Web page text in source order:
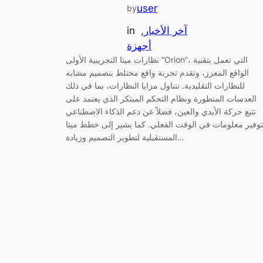
byuser
in
آخر الأخبار ,
أجهزة
نظارات ميتا التجريبية الأولى “Orion”، التي تعمل بتقنية
الواقع المعزز، وتقدم تجربة واقع مختلط بتصميم مشابه
للنظارات التقليدية. تتناول مزايا النظارات، بما في ذلك
العدسات المتطورة ونظام التحكم المبتكر الذي يعتمد على
تتبع حركة الأيدي والعين، فضلاً عن دعم الذكاء الاصطناعي
معلومات في الوقت الفعلي. كما يشير إلى خطط ميتا
المستقبلية لتطوير التصميم وزيادة…